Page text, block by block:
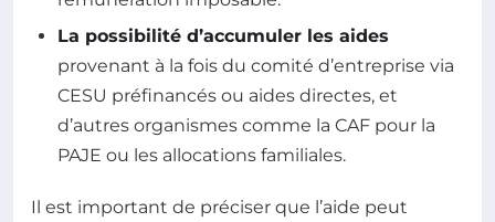
La possibilité d’accumuler les aides
provenant à la fois du comité d’entreprise via
CESU préfinancés ou aides directes, et
d’autres organismes comme la CAF pour la
PAJE ou les allocations familiales.
Il est important de préciser que l’aide peut